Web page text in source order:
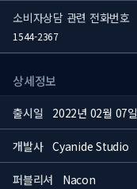
소비자상담 관련 전화번호
1544-2367
상세정보
출시일 2022년 02월 07일
개발사 Cyanide Studio
퍼블리셔 Nacon